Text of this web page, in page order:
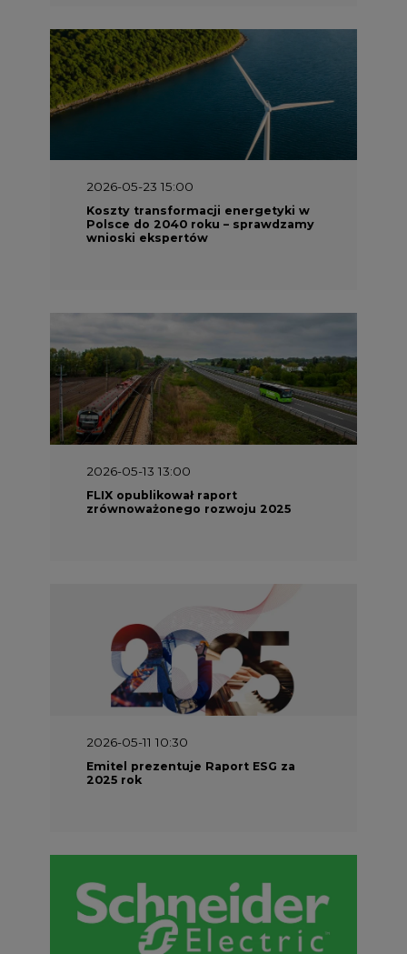
2026-05-23 15:00
Koszty transformacji energetyki w
Polsce do 2040 roku – sprawdzamy
wnioski ekspertów
2026-05-13 13:00
FLIX opublikował raport
zrównoważonego rozwoju 2025
2026-05-11 10:30
Emitel prezentuje Raport ESG za
2025 rok